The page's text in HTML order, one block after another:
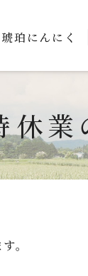
琥珀にんにく
休
。